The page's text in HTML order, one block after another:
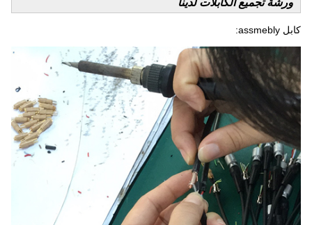
ورشة تجميع الكابلات لدينا
كابل assmebly: